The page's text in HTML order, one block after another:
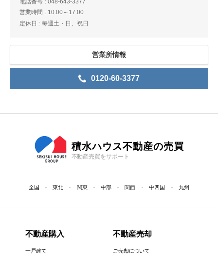
0120-60-3377
営業時間
10:00～17:00
定休日
毎週土・日、祝日
営業所情報
積水ハウス不動産の売買
不動産売買をサポート
全国 東北 関東 中部 関西 中四国 九州
不動産購入
一戸建て
不動産売却
ご売却について